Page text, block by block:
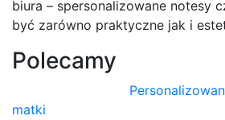
biura – spersonalizowane notesy
być zarówno praktyczne jak i
Polecamy
matki